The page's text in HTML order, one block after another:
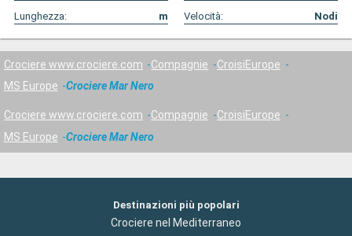
Lunghezza:
m Velocità: Nodi
Crociere www.crociere.com Compagnie
CroisiEurope
MS Europe
Crociere Mar Nero
Crociere www.crociere.com Compagnie
CroisiEurope
MS Europe
Crociere Mar Nero
Destinazioni più popolari
Crociere nel Mediterraneo